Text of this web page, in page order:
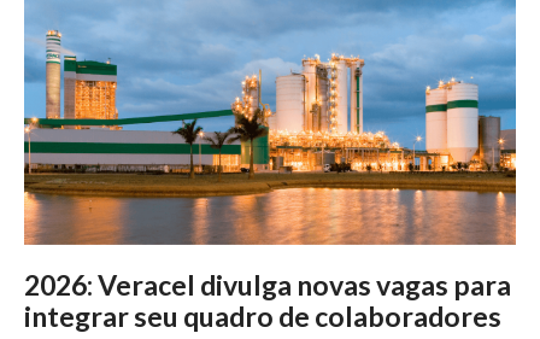
2026: Veracel divulga novas vagas para
integrar seu quadro de colaboradores